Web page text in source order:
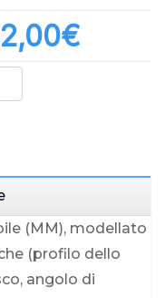
(MM), modellato
(profilo dello
angolo di